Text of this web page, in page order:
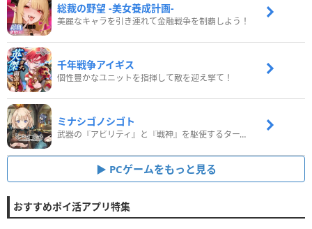
総裁の野望 -美女養成計画-
美麗なキャラを引き連れて金融戦争を制覇しよう！
千年戦争アイギス
個性豊かなユニットを指揮して敵を迎え撃て！
ミナシゴノシゴト
武器の『アビリティ』と『戦神』を駆使するターン制コマンドバトルRPG！
PCゲームをもっと見る
おすすめポイ活アプリ特集